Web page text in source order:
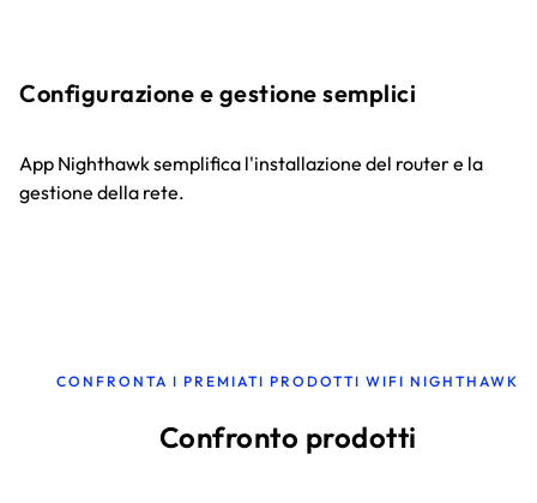
Configurazione e gestione semplici
App Nighthawk semplifica l'installazione del router e la
gestione della rete.
CONFRONTA I PREMIATI PRODOTTI WIFI NIGHTHAWK
Confronto prodotti